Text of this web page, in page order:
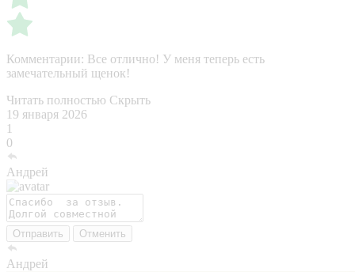
Комментарии: Все отлично! У меня теперь есть
замечательный щенок!
Читать полностью Скрыть
19 января 2026
1
0
Андрей
Отправить Отменить
Андрей